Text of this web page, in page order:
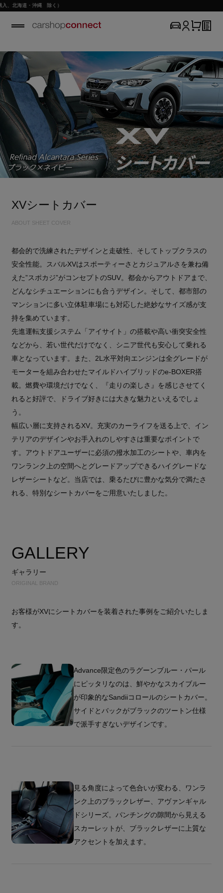
海道・沖縄 除く）
XVシートカバー
ABOUT SHEET COVER
都会的で洗練されたデザインと走破性、そしてトップクラスの
安全性能。スバルXVはスポーティーさとカジュアルさを兼ね備
えた”スポカジ”がコンセプトのSUV。都会からアウトドアまで、
どんなシチュエーションにも合うデザイン。そして、都市部の
マンションに多い立体駐車場にも対応した絶妙なサイズ感が支
持を集めています。
先進運転支援システム「アイサイト」の搭載や高い衝突安全性
などから、若い世代だけでなく、シニア世代も安心して乗れる
車となっています。また、2L水平対向エンジンは全グレードが
モーターを組み合わせたマイルドハイブリッドのe-BOXER搭
載。燃費や環境だけでなく、『走りの楽しさ』を感じさせてく
れると好評で、ドライブ好きには大きな魅力といえるでしょ
う。
幅広い層に支持されるXV。充実のカーライフを送る上で、イン
テリアのデザインやお手入れのしやすさは重要なポイントで
す。アウトドアユーザーに必須の撥水加工のシートや、車内を
ワンランク上の空間へとグレードアップできるハイグレードな
レザーシートなど。当店では、乗るたびに豊かな気分で満たさ
れる、特別なシートカバーをご用意いたしました。
GALLERY
ギャラリー
ORIGINAL BRAND
お客様がXVにシートカバーを装着された事例をご紹介いたしま
す。
Advance限定色のラグーンブルー・パール
にピッタリなのは、鮮やかなスカイブルー
が印象的なSandiiコロールのシートカバー。
サイドとバックがブラックのツートン仕様
で派手すぎないデザインです。
見る角度によって色合いが変わる、ワンラ
ンク上のブラックレザー、アヴァンギャル
ドシリーズ。パンチングの隙間から見える
スカーレットが、ブラックレザーに上質な
アクセントを加えます。